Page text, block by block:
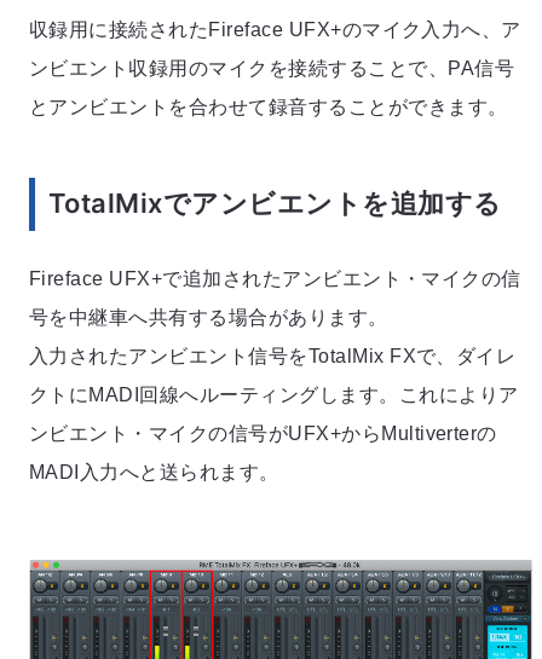
収録用に接続されたFireface UFX+のマイク入力へ、ア
ンビエント収録用のマイクを接続することで、PA信号
とアンビエントを合わせて録音することができます。
TotalMixでアンビエントを追加する
Fireface UFX+で追加されたアンビエント・マイクの信
号を中継車へ共有する場合があります。
入力されたアンビエント信号をTotalMix FXで、ダイレ
クトにMADI回線へルーティングします。これによりア
ンビエント・マイクの信号がUFX+からMultiverterの
MADI入力へと送られます。